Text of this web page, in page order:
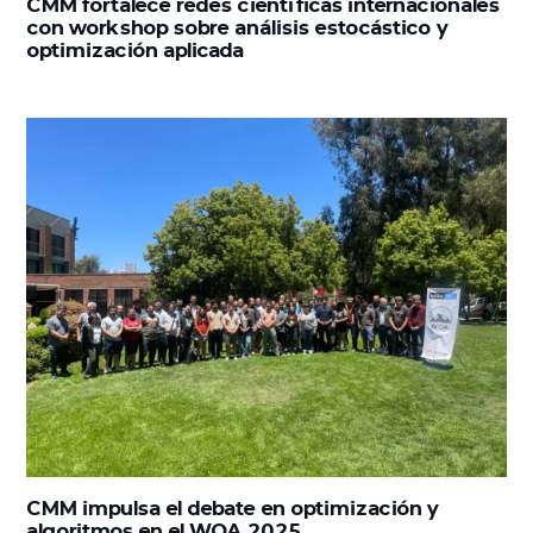
con workshop sobre análisis estocástico y
optimización aplicada
CMM impulsa el debate en optimización y